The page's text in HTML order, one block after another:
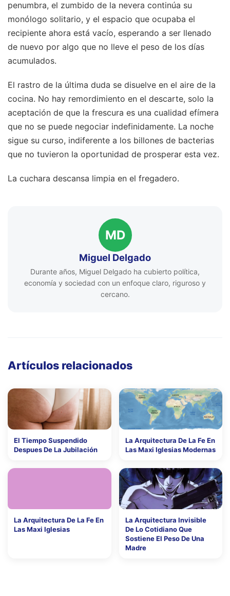
penumbra, el zumbido de la nevera continúa su
monólogo solitario, y el espacio que ocupaba el
recipiente ahora está vacío, esperando a ser llenado
de nuevo por algo que no lleve el peso de los días
acumulados.
El rastro de la última duda se disuelve en el aire de la
cocina. No hay remordimiento en el descarte, solo la
aceptación de que la frescura es una cualidad efímera
que no se puede negociar indefinidamente. La noche
sigue su curso, indiferente a los billones de bacterias
que no tuvieron la oportunidad de prosperar esta vez.
La cuchara descansa limpia en el fregadero.
MD
Miguel Delgado
Durante años, Miguel Delgado ha cubierto política,
economía y sociedad con un enfoque claro, riguroso y
cercano.
Artículos relacionados
El Tiempo Suspendido
Despues De La Jubilación
La Arquitectura De La Fe En
Las Maxi Iglesias Modernas
La Arquitectura De La Fe En
Las Maxi Iglesias
La Arquitectura Invisible
De Lo Cotidiano Que
Sostiene El Peso De Una
Madre